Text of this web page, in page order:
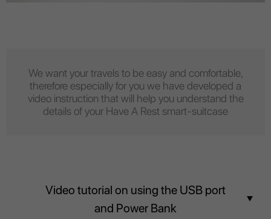
We want your travels to be easy and comfortable,
therefore especially for you we have developed a
video instruction that will help you understand the
details of your Have A Rest smart-suitcase
Video tutorial on using the USB port
and Power Bank